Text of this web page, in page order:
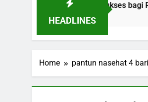
HEADLINES
Strategi Sukses bagi Para
Home pantun nasehat 4